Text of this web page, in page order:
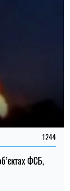
1244
ФСБ,